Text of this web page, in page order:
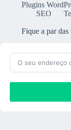
Plugins
SEO
Fique a par